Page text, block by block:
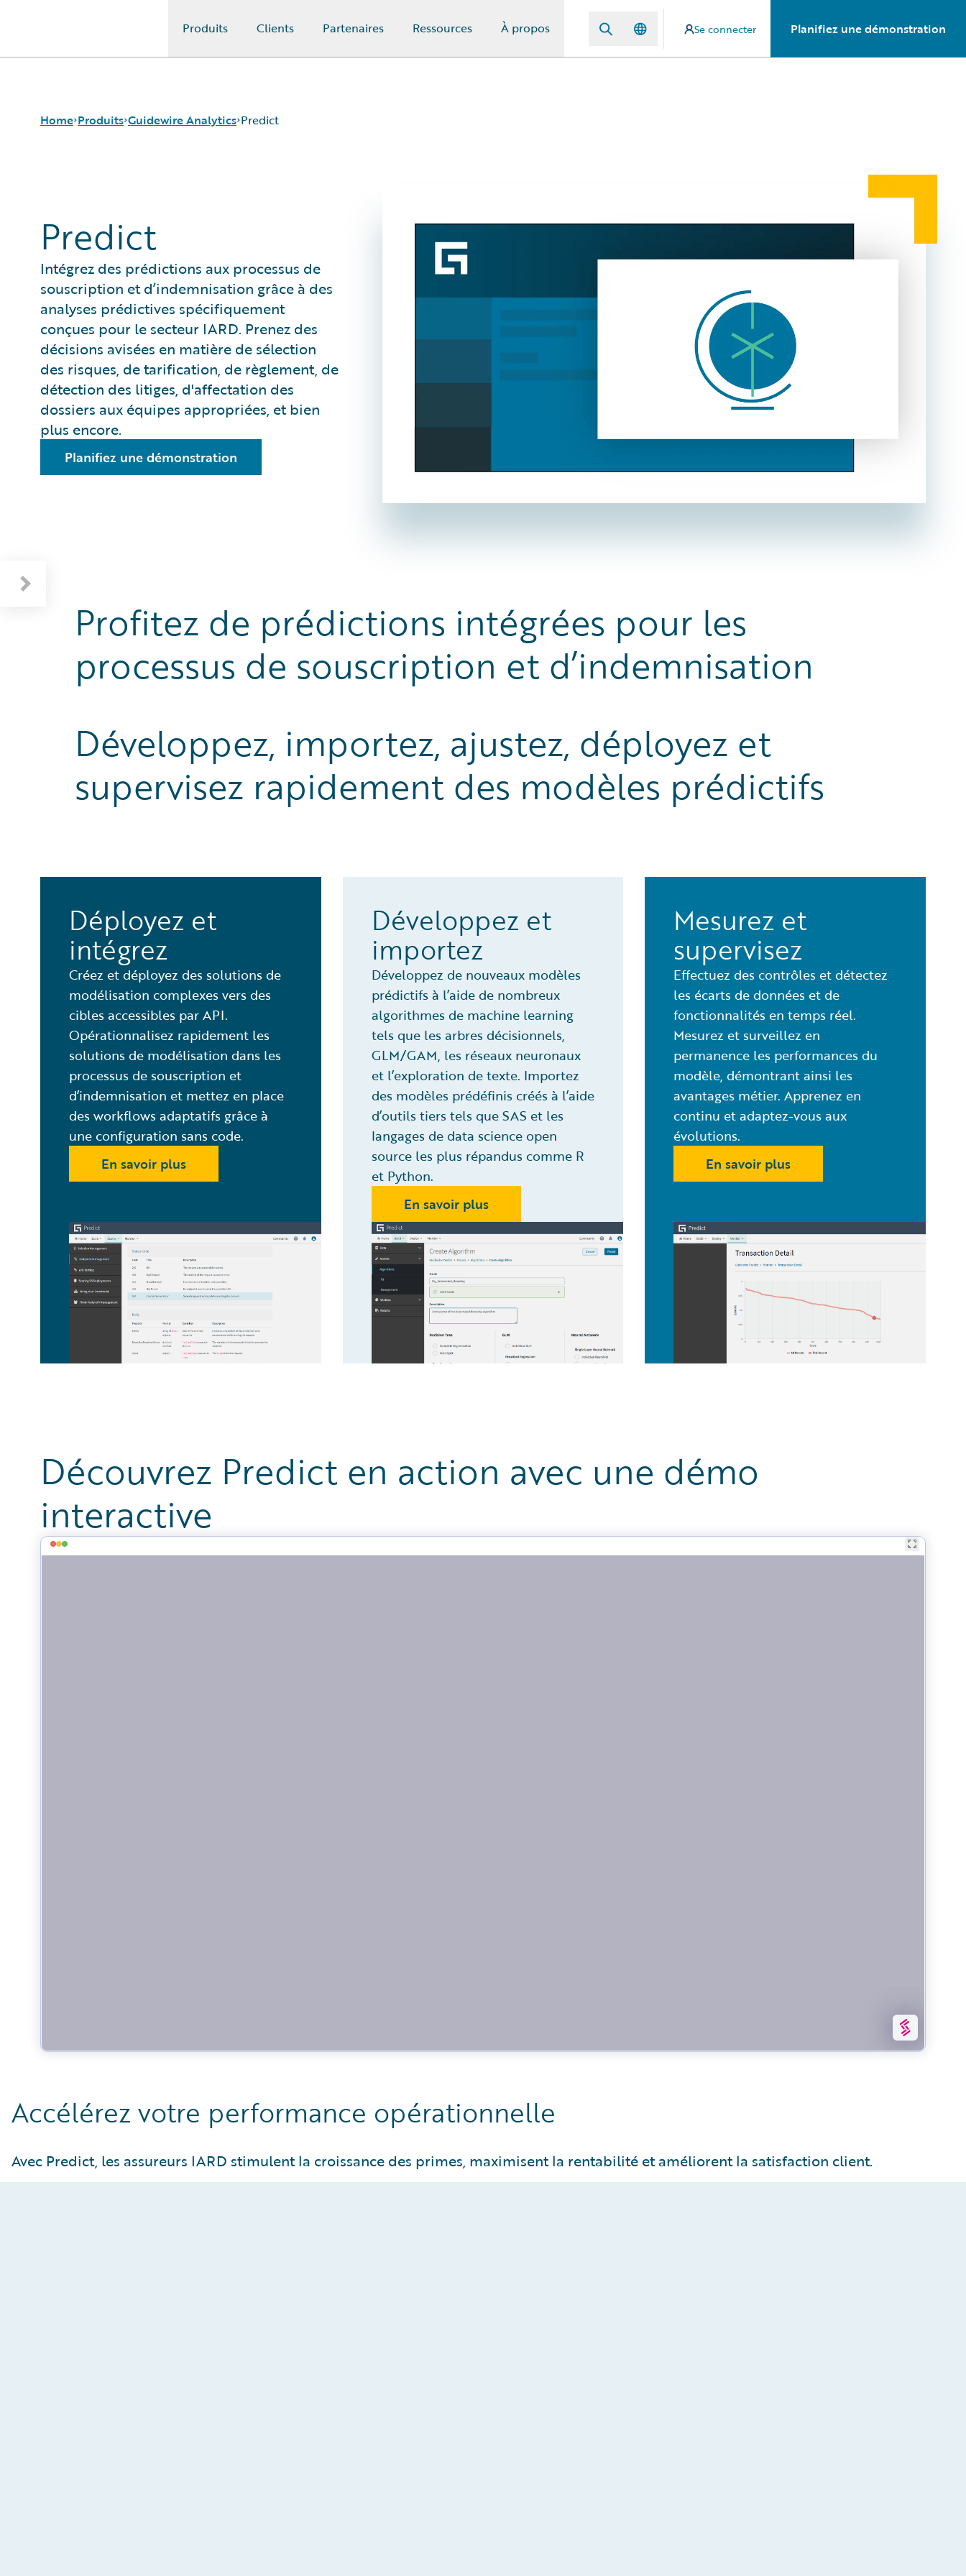
Produits Clients Partenaires Ressources À propos Se connecter Planifiez une démonstration
Home Produits
Technologie Guidewire
Guidewire Solutions
Guidewire Analytics
Industry Intel
Cyence
HazardHub
Predict
Data Studio
Predict
Predict
Intégrez des prédictions aux processus de
souscription et d’indemnisation grâce à des
analyses prédictives spécifiquement
conçues pour le secteur IARD. Prenez des
décisions avisées en matière de sélection
des risques, de tarification, de règlement, de
détection des litiges, d'affectation des
dossiers aux équipes appropriées, et bien
plus encore.
Planifiez une démonstration
Profitez de prédictions intégrées pour les
processus de souscription et d’indemnisation
Développez, importez, ajustez, déployez et
supervisez rapidement des modèles prédictifs
Déployez et
intégrez
Créez et déployez des solutions de
modélisation complexes vers des
cibles accessibles par API.
Opérationnalisez rapidement les
solutions de modélisation dans les
processus de souscription et
d’indemnisation et mettez en place
des workflows adaptatifs grâce à
une configuration sans code.
En savoir plus
Développez et
importez
Développez de nouveaux modèles
prédictifs à l’aide de nombreux
algorithmes de machine learning
tels que les arbres décisionnels,
GLM/GAM, les réseaux neuronaux
et l’exploration de texte. Importez
des modèles prédéfinis créés à l’aide
d’outils tiers tels que SAS et les
langages de data science open
source les plus répandus comme R
et Python.
En savoir plus
Mesurez et
supervisez
Effectuez des contrôles et détectez
les écarts de données et de
fonctionnalités en temps réel.
Mesurez et surveillez en
permanence les performances du
modèle, démontrant ainsi les
avantages métier. Apprenez en
continu et adaptez-vous aux
évolutions.
En savoir plus
Découvrez Predict en action avec une démo
interactive
Accélérez votre performance opérationnelle
Avec Predict, les assureurs IARD stimulent la croissance des primes, maximisent la rentabilité et améliorent la satisfaction client.